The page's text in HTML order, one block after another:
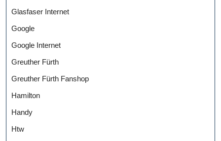
Glasfaser Internet
Google
Google Internet
Greuther Fürth
Greuther Fürth Fanshop
Hamilton
Handy
Htw